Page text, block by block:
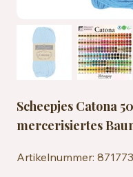
Scheepjes Catona
mercerisiertes
Artikelnummer: